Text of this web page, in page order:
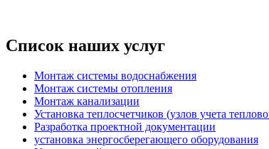
Список наших услуг
Монтаж системы водоснабжения
Монтаж системы отопления
Монтаж канализации
Установка теплосчетчиков (узлов учета
Разработка проектной документации
установка энергосберегающего оборудования